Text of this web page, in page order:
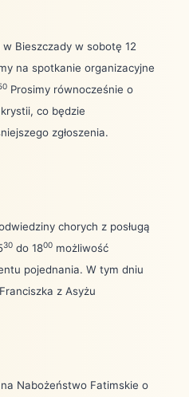
Bieszczady w sobotę 12
na spotkanie organizacyjne
Prosimy równocześnie o
co będzie
zgłoszenia.
chorych z posługą
30 do 1800 możliwość
pojednania. W tym dniu
z Asyżu
Nabożeństwo Fatimskie o